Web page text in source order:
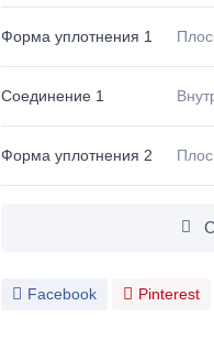
Форма уплотнения 1
Соединение 1
Форма уплотнения 2
Facebook Pinterest